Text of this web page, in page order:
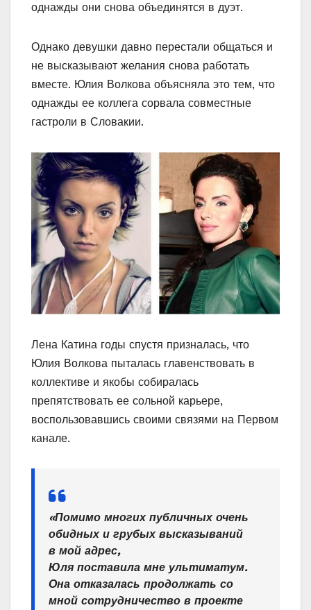
однажды они снова объединятся в дуэт.
Однако девушки давно перестали общаться и
не высказывают желания снова работать
вместе. Юлия Волкова объясняла это тем, что
однажды ее коллега сорвала совместные
гастроли в Словакии.
Лена Катина годы спустя призналась, что
Юлия Волкова пыталась главенствовать в
коллективе и якобы собиралась
препятствовать ее сольной карьере,
воспользовавшись своими связями на Первом
канале.
«Помимо многих публичных очень
обидных и грубых высказываний
в мой адрес,
Юля поставила мне ультиматум.
Она отказалась продолжать со
мной сотрудничество в проекте